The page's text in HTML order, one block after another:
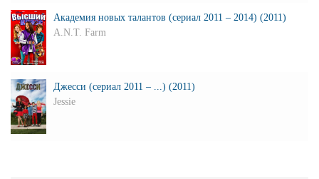
Академия новых талантов (сериал 2011 – 2014) (2011)
A.N.T. Farm
Джесси (сериал 2011 – ...) (2011)
Jessie